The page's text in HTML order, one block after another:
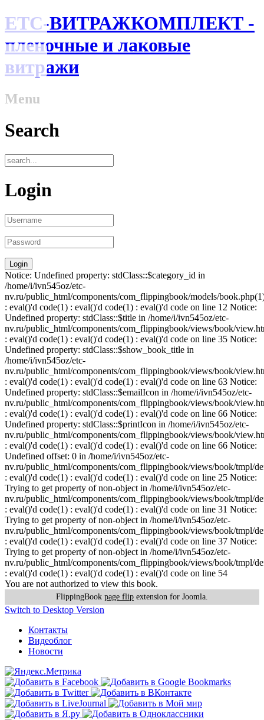
ЕТС-ВИТРАЖКОМПЛЕКТ -
пленочные и лаковые
витражи
Menu
Search
Login
Notice: Undefined property: stdClass::$category_id in
/home/i/ivn545oz/etc-
nv.ru/public_html/components/com_flippingbook/models/
: eval()'d code(1) : eval()'d code(1) : eval()'d code on line 12 Notice:
Undefined property: stdClass::$title in /home/i/ivn545oz/etc-
nv.ru/public_html/components/com_flippingbook/views/book/
: eval()'d code(1) : eval()'d code(1) : eval()'d code on line 35 Notice:
Undefined property: stdClass::$show_book_title in
/home/i/ivn545oz/etc-
nv.ru/public_html/components/com_flippingbook/views/book/
: eval()'d code(1) : eval()'d code(1) : eval()'d code on line 63 Notice:
Undefined property: stdClass::$emailIcon in /home/i/ivn545oz/etc-
nv.ru/public_html/components/com_flippingbook/views/book/
: eval()'d code(1) : eval()'d code(1) : eval()'d code on line 66 Notice:
Undefined property: stdClass::$printIcon in /home/i/ivn545oz/etc-
nv.ru/public_html/components/com_flippingbook/views/book/
: eval()'d code(1) : eval()'d code(1) : eval()'d code on line 66 Notice:
Undefined offset: 0 in /home/i/ivn545oz/etc-
nv.ru/public_html/components/com_flippingbook/views/book/tmpl/
: eval()'d code(1) : eval()'d code(1) : eval()'d code on line 25 Notice:
Trying to get property of non-object in /home/i/ivn545oz/etc-
nv.ru/public_html/components/com_flippingbook/views/book/tmpl/
: eval()'d code(1) : eval()'d code(1) : eval()'d code on line 31 Notice:
Trying to get property of non-object in /home/i/ivn545oz/etc-
nv.ru/public_html/components/com_flippingbook/views/book/tmpl/
: eval()'d code(1) : eval()'d code(1) : eval()'d code on line 37 Notice:
Trying to get property of non-object in /home/i/ivn545oz/etc-
nv.ru/public_html/components/com_flippingbook/views/book/tmpl/
: eval()'d code(1) : eval()'d code(1) : eval()'d code on line 54
You are not authorized to view this book.
FlippingBook page flip extension for Joomla.
Switch to Desktop Version
Контакты
Видеоблог
Новости